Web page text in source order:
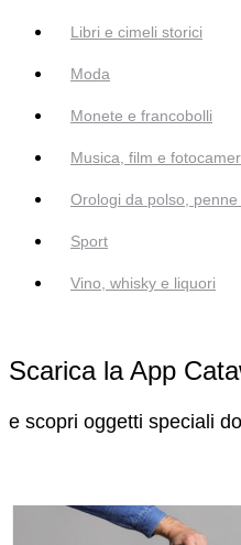
Libri e cimeli storici
Moda
Monete e francobolli
Musica, film e
Orologi da polso,
Sport
Vino, whisky e liquori
Scarica la App
e scopri oggetti speciali